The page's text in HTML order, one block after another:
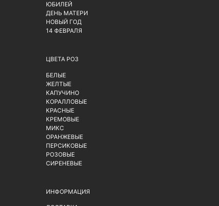
ЮБИЛЕЙ
ДЕНЬ МАТЕРИ
НОВЫЙ ГОД
14 ФЕВРАЛЯ
ЦВЕТА РОЗ
БЕЛЫЕ
ЖЕЛТЫЕ
КАПУЧИНО
КОРАЛЛОВЫЕ
КРАСНЫЕ
КРЕМОВЫЕ
МИКС
ОРАНЖЕВЫЕ
ПЕРСИКОВЫЕ
РОЗОВЫЕ
СИРЕНЕВЫЕ
ИНФОРМАЦИЯ